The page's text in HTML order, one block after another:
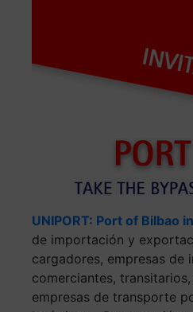
UNIPORT: Port of Bilbao
de importación y
cargadores, empresas
comerciantes,
empresas de transporte